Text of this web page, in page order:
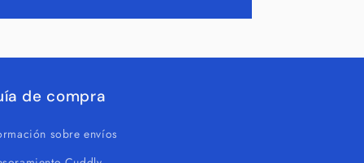
de compra
sobre envíos